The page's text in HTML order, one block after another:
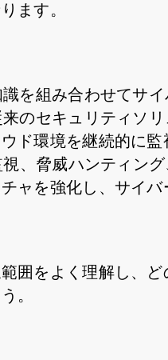
ます。
を組み合わせてサ
のセキュリティソ
ド環境を継続的に
、脅威ハンティン
ャを強化し、サイ
囲をよく理解し、
。